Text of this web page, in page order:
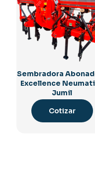
Sembradora
Excellence
Jumil
Cotizar